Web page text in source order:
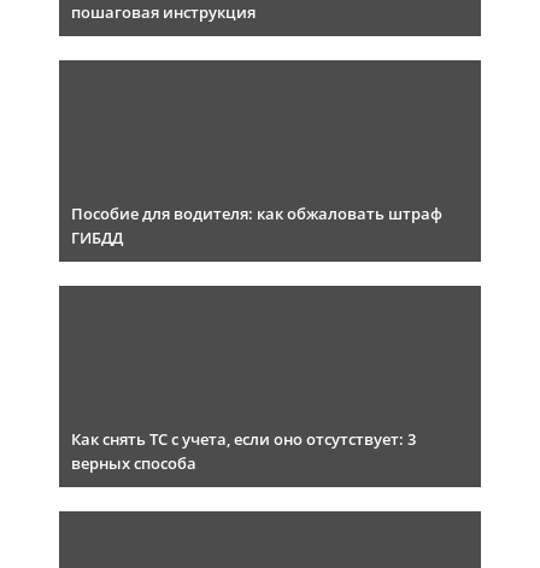
пошаговая инструкция
Пособие для водителя: как обжаловать штраф
ГИБДД
Как снять ТС с учета, если оно отсутствует: 3
верных способа